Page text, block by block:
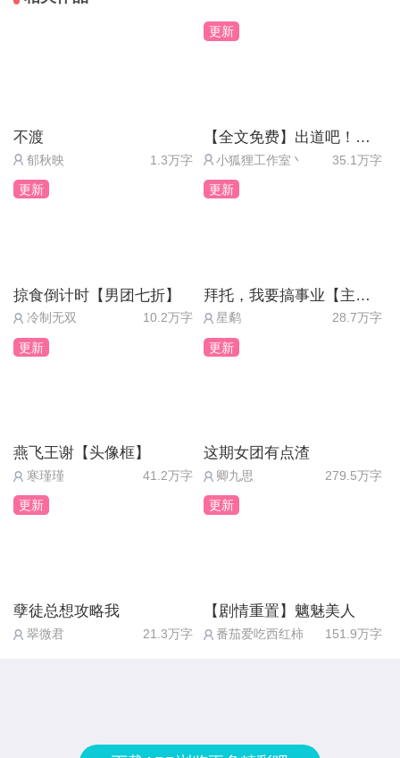
么男主并不会发现蓝曦不是蓝曦。姜芷怡再像男主表
有同样的外貌就是他心中的蓝曦。
再来说说蓝曦蓝曦的适应能力超强，学东西的能力也
超厉害，美丽的外表加上超强的学习能力（我不得不
其实在看第二章蓝曦和姜芷怡学习那段我真的不忍跳
过因为这实在是太美好了女孩帮助女孩的画面真的太
有爱了，其实我一直相信“灰姑娘”与“水晶鞋”是互相
娘”交换身份，这显得有些奇怪。(但不过按照一般套
路肯定是蓝曦不堪忍受自己的一些责任，而对姜芷怡
后，重头戏来了，姜芷怡做了个梦。梦里她真的成为
了灰姑娘。但是灰姑娘故事中的重要人物仙女教母竟
与她一模一样。我初次看到这里时，是这样猜测故事
姜芷怡刚刚失恋。对于那时的她来说，获得商宇昊的
喜欢或许是最不可能也最渴望的愿望。类比可得“姜
芷怡”是“蓝曦”的仙女教母，那么说明姜芷怡也实现了
不渡
郁秋映 1.3万字
更新
【全文免费】出道吧！超级偶像2（送月卡）
小狐狸工作室丶 35.1万字
更新
掠食倒计时【男团七折】
冷制无双 10.2万字
更新
拜托，我要搞事业【主线免费】
星鹬 28.7万字
更新
燕飞王谢【头像框】
寒瑾瑾 41.2万字
更新
这期女团有点渣
卿九思 279.5万字
更新
孽徒总想攻略我
翠微君 21.3万字
更新
【剧情重置】魑魅美人
番茄爱吃西红柿 151.9万字